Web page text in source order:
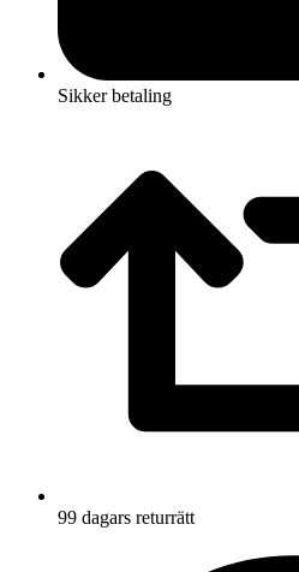
Sikker betaling
99 dagars returrätt